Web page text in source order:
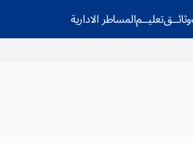
وثائــقتعليــمالمساطر الادارية